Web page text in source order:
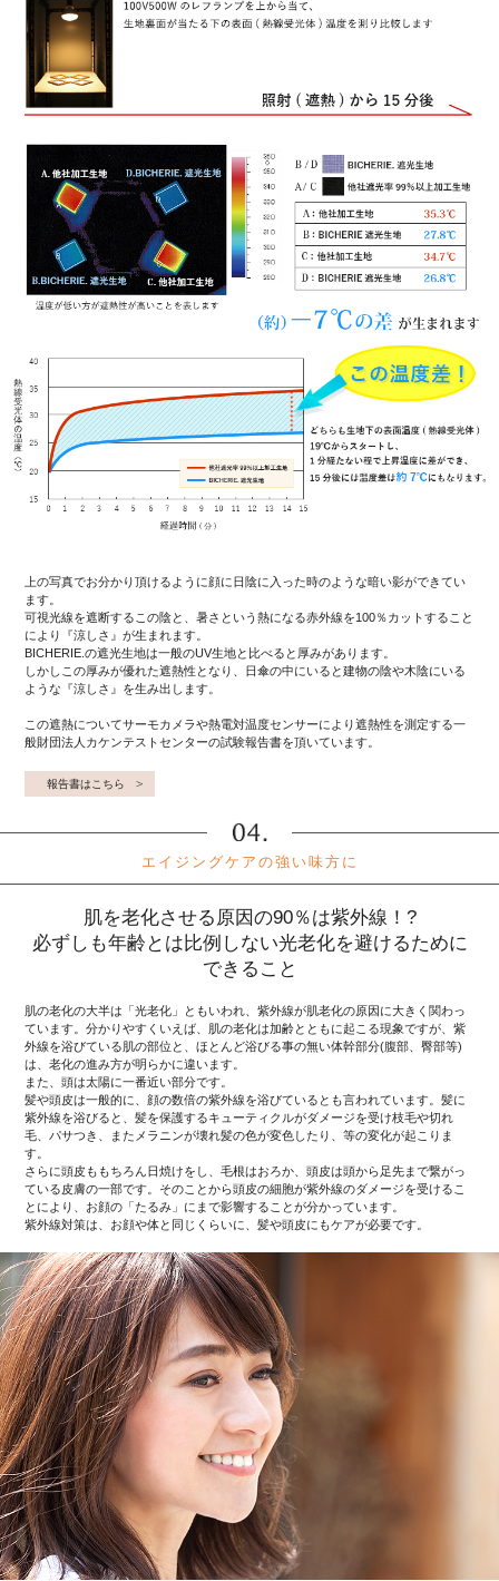
上の写真でお分かり頂けるように顔に日陰に入った時のような暗い影ができてい
ます。
可視光線を遮断するこの陰と、暑さという熱になる赤外線を100％カットすること
により『涼しさ』が生まれます。
BICHERIE.の遮光生地は一般のUV生地と比べると厚みがあります。
しかしこの厚みが優れた遮熱性となり、日傘の中にいると建物の陰や木陰にいる
ような『涼しさ』を生み出します。
この遮熱についてサーモカメラや熱電対温度センサーにより遮熱性を測定する一
般財団法人カケンテストセンターの試験報告書を頂いています。
報告書はこちら
エイジングケアの強い味方に
肌を老化させる原因の90％は紫外線！?
必ずしも年齢とは比例しない光老化を避けるために
できること
肌の老化の大半は「光老化」ともいわれ、紫外線が肌老化の原因に大きく関わっ
ています。分かりやすくいえば、肌の老化は加齢とともに起こる現象ですが、紫
外線を浴びている肌の部位と、ほとんど浴びる事の無い体幹部分(腹部、臀部等)
は、老化の進み方が明らかに違います。
また、頭は太陽に一番近い部分です。
髪や頭皮は一般的に、顔の数倍の紫外線を浴びているとも言われています。髪に
紫外線を浴びると、髪を保護するキューティクルがダメージを受け枝毛や切れ
毛、パサつき、またメラニンが壊れ髪の色が変色したり、等の変化が起こりま
す。
さらに頭皮ももちろん日焼けをし、毛根はおろか、頭皮は頭から足先まで繋がっ
ている皮膚の一部です。そのことから頭皮の細胞が紫外線のダメージを受けるこ
とにより、お顔の「たるみ」にまで影響することが分かっています。
紫外線対策は、お顔や体と同じくらいに、髪や頭皮にもケアが必要です。